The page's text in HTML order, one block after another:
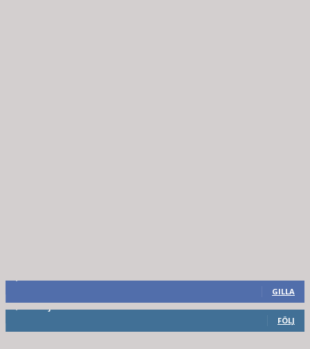
GILLA
FÖLJ